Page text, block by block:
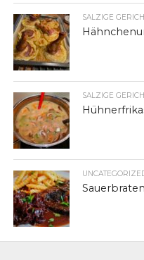
SALZIGE
SALZIGE